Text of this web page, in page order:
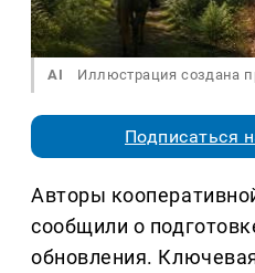
AI Иллюстрация создана
Подписаться
Авторы
сообщили о
обновления.